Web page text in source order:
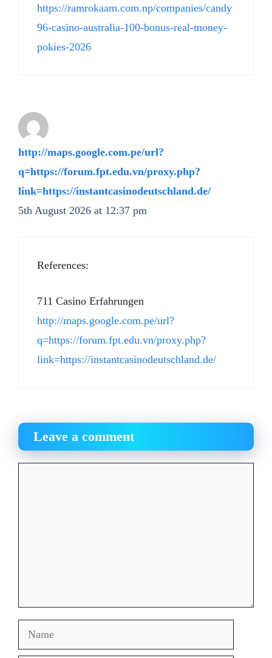
https://ramrokaam.com.np/companies/candy
96-casino-australia-100-bonus-real-money-
pokies-2026
http://maps.google.com.pe/url?
q=https://forum.fpt.edu.vn/proxy.php?
link=https://instantcasinodeutschland.de/
5th August 2026 at 12:37 pm
References:
711 Casino Erfahrungen
http://maps.google.com.pe/url?
q=https://forum.fpt.edu.vn/proxy.php?
link=https://instantcasinodeutschland.de/
Leave a comment
Name